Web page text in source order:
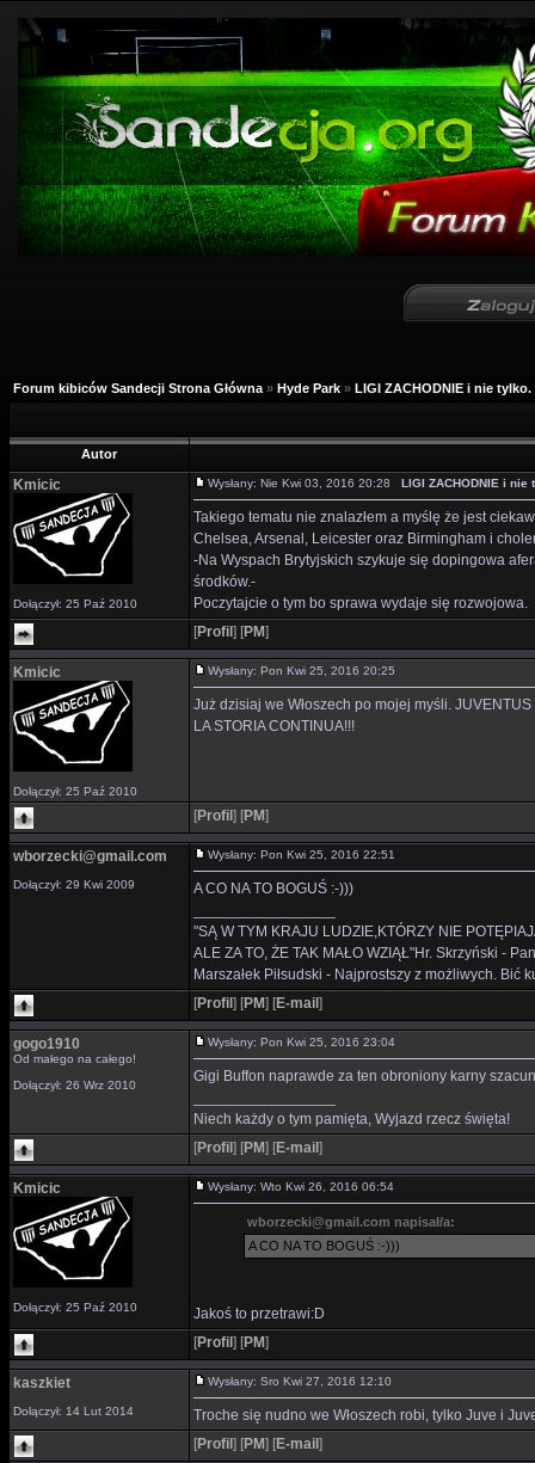
Forum kibiców Sandecji Strona Główna » Hyde Park » LIGI ZACHODNIE i nie tylko.
Autor
Kmicic
Dołączył: 25 Paź 2010
Wysłany: Nie Kwi 03, 2016 20:28 LIGI ZACHODNIE i nie
Takiego tematu nie znalazłem a myślę że jest
Chelsea, Arsenal, Leicester oraz Birmingham i
-Na Wyspach Brytyjskich szykuje się dopingowa
środków.-
Poczytajcie o tym bo sprawa wydaje się rozwojowa.
[Profil ] [PM]
Kmicic
Dołączył: 25 Paź 2010
Wysłany: Pon Kwi 25, 2016 20:25
Już dzisiaj we Włoszech po mojej myśli.
LA STORIA CONTINUA!!!
[Profil ] [PM]
wborzecki@gmail.com
Dołączył: 29 Kwi 2009
Wysłany: Pon Kwi 25, 2016 22:51
A CO NA TO BOGUŚ :-)))
"SĄ W TYM KRAJU LUDZIE,KTÓRZY NIE
ALE ZA TO, ŻE TAK MAŁO WZIĄŁ"Hr. Skrzyński -
Marszałek Piłsudski - Najprostszy z możliwych. Bić
[Profil ] [PM] [E-mail ]
gogo1910
Od małego na całego!
Dołączył: 26 Wrz 2010
Wysłany: Pon Kwi 25, 2016 23:04
Gigi Buffon naprawde za ten obroniony karny
Niech każdy o tym pamięta, Wyjazd rzecz święta!
[Profil ] [PM] [E-mail ]
Kmicic
Dołączył: 25 Paź 2010
Wysłany: Wto Kwi 26, 2016 06:54
wborzecki@gmail.com napisał/a:
A CO NA TO BOGUŚ :-)))
Jakoś to przetrawi:D
[Profil ] [PM]
kaszkiet
Dołączył: 14 Lut 2014
Wysłany: Sro Kwi 27, 2016 12:10
Troche się nudno we Włoszech robi, tylko Juve i
[Profil ] [PM] [E-mail ]